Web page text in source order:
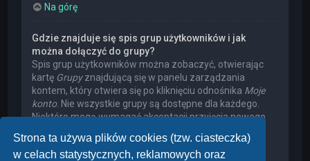
Strona ta używa plików cookies (tzw. ciasteczka)
w celach statystycznych, reklamowych oraz
Na górę
Gdzie znajduje się spis grup użytkowników i jak
można dołączyć do grupy?
Spis grup użytkowników można zobaczyć, otwierając
kartę Grupyznajdującą się w panelu zarządzania
kontem, który otwiera się po kliknięciu odnośnika Moje
konto. Nie wszystkie grupy są dostępne dla każdego.
Niektóre mogą wymagać akceptacji przyjęcia nowego
mogą mieć ukrytych członków. Użytkownik może
poprosić o przyjęcie do danej grupy, naciskając